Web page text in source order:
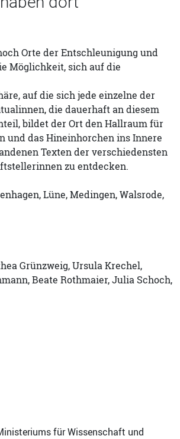
Orte der Entschleunigung und
Möglichkeit, sich auf die
auf die sich jede einzelne der
die dauerhaft an diesem
bildet der Ort den Hallraum für
und das Hinein­horchen ins Innere
Texten der verschiedensten
zu entdecken.
Lüne, Medingen, Walsrode,
Grünzweig, Ursula Krechel,
Beate Rothmaier, Julia Schoch,
für Wissenschaft und